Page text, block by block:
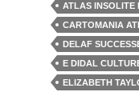
ATLAS INSOLITE
CARTOMANIA
DELAF
E DIDAL
ELIZABETH